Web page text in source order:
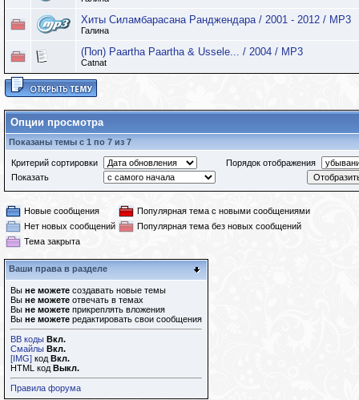
Хиты Cиламбарасана Ранджендара / 2001 - 2012 / MP3
Галина
(Поп) Paartha Paartha & Ussele... / 2004 / MP3
Catnat
Опции просмотра
Показаны темы с 1 по 7 из 7
Критерий сортировки
Порядок отображения
Показать
Новые сообщения
Популярная тема с новыми сообщениями
Нет новых сообщений
Популярная тема без новых сообщений
Тема закрыта
Ваши права в разделе
Вы не можете создавать новые темы
Вы не можете отвечать в темах
Вы не можете прикреплять вложения
Вы не можете редактировать свои сообщения
BB коды Вкл.
Смайлы Вкл.
[IMG] код Вкл.
HTML код Выкл.
Правила форума